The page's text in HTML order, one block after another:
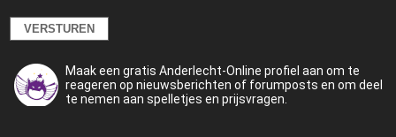
Maak een gratis Anderlecht-Online profiel aan om te
reageren op nieuwsberichten of forumposts en om deel
te nemen aan spelletjes en prijsvragen.